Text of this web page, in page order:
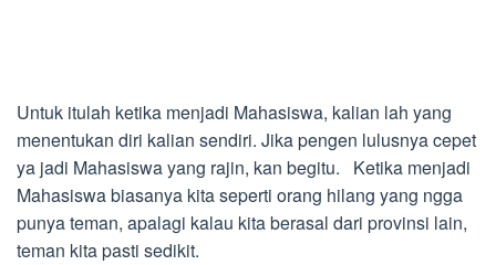
Untuk itulah ketika menjadi Mahasiswa, kalian lah yang
menentukan diri kalian sendiri. Jika pengen lulusnya cepet
ya jadi Mahasiswa yang rajin, kan begitu. Ketika menjadi
Mahasiswa biasanya kita seperti orang hilang yang ngga
punya teman, apalagi kalau kita berasal dari provinsi lain,
teman kita pasti sedikit.